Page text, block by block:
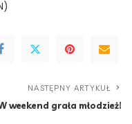
NASTĘPNY ARTYKUŁ
weekend grała młodzież!